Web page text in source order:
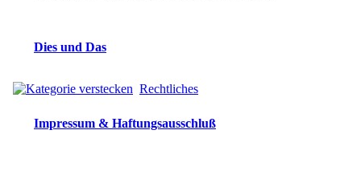
Dies und Das
Rechtliches
Impressum & Haftungsausschluß